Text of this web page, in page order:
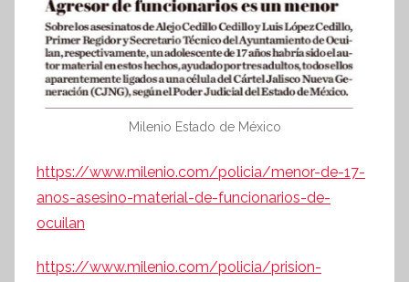
Milenio Estado de México
https://www.milenio.com/policia/menor-de-17-
anos-asesino-material-de-funcionarios-de-
ocuilan
https://www.milenio.com/policia/prision-